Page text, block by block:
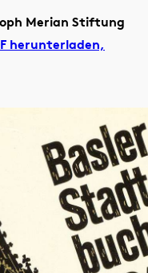
Merian Stiftung
herunterladen,